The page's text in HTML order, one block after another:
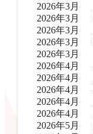
2026年3月
2026年3月
2026年3月
2026年3月
2026年3月
2026年4月
2026年4月
2026年4月
2026年4月
2026年4月
2026年5月